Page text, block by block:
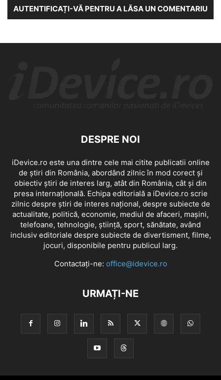
AUTENTIFICAȚI-VĂ PENTRU A LĂSA UN COMENTARIU
DESPRE NOI
iDevice.ro este una dintre cele mai citite publicatii online
de știri din România, abordând zilnic în mod corect și
obiectiv știri de interes larg, atât din România, cât și din
presa internațională. Echipa editorială a iDevice.ro scrie
zilnic despre știri de interes național, despre subiecte de
actualitate, politică, economie, mediul de afaceri, mașini,
telefoane, tehnologie, știință, sport, sănătate, având
inclusiv editoriale despre subiecte de divertisment, filme,
jocuri, disponibile pentru publicul larg.
Contactați-ne: office@idevice.ro
URMAȚI-NE